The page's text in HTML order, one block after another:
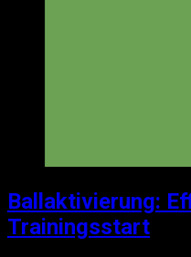
Ballaktivierung:
Trainingsstart